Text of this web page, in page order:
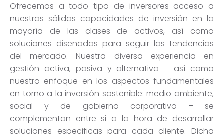
Ofrecemos a todo tipo de inversores acceso a
nuestras sólidas capacidades de inversión en la
mayoría de las clases de activos, así como
soluciones diseñadas para seguir las tendencias
del mercado. Nuestra diversa experiencia en
gestión activa, pasiva y alternativa – así como
nuestro enfoque en los aspectos fundamentales
en torno a la inversión sostenible: medio ambiente,
social y de gobierno corporativo – se
complementan entre si a la hora de desarrollar
soluciones especificas para cada cliente. Dicha